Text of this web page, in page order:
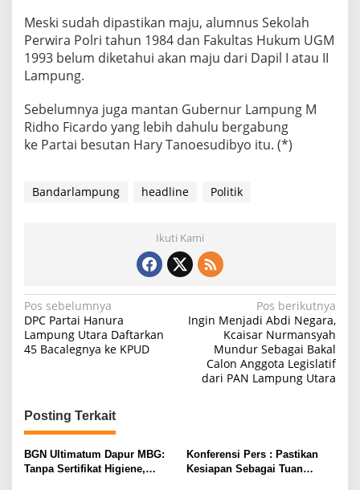
h
P
e
r
n
g
B
e
a
n
g
k
e
P
Meski sudah dipastikan maju, alumnus Sekolah
Perwira Polri tahun 1984 dan Fakultas Hukum UGM
1993 belum diketahui akan maju dari Dapil I atau II
Lampung.
Sebelumnya juga mantan Gubernur Lampung M
Ridho Ficardo yang lebih dahulu bergabung
ke Partai besutan Hary Tanoesudibyo itu. (*)
Bandarlampung headline Politik
Ikuti Kami
N
a
v
a
s
i
Pos sebelumnya
DPC Partai Hanura
Lampung Utara Daftarkan
45 Bacalegnya ke KPUD
Pos berikutnya
Ingin Menjadi Abdi Negara,
Kcaisar Nurmansyah
Mundur Sebagai Bakal
Calon Anggota Legislatif
dari PAN Lampung Utara
Posting Terkait
BGN Ultimatum Dapur MBG:
Tanpa Sertifikat Higiene,
Konferensi Pers : Pastikan
Kesiapan Sebagai Tuan